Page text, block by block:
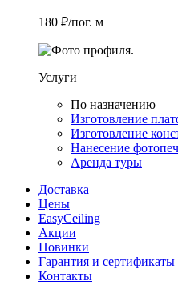
180 ₽/пог. м
Услуги
По назначению
Изготовление
Изготовление
Нанесение
Аренда туры
Доставка
Цены
EasyCeiling
Акции
Новинки
Гарантия и сертификаты
Контакты